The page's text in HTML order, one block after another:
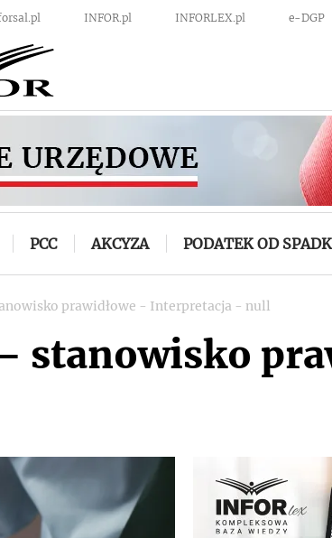
INFOR.pl INFORLEX.pl e-DGP
PCC AKCYZA PODATEK OD
prawidłowe - Interpretacja - null
stanowisko